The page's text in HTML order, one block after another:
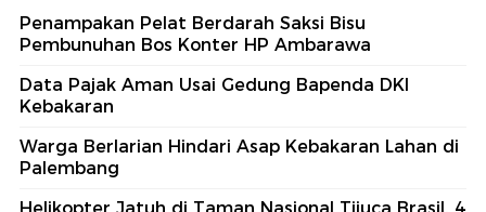
Penampakan Pelat Berdarah Saksi Bisu
Pembunuhan Bos Konter HP Ambarawa
Data Pajak Aman Usai Gedung Bapenda DKI
Kebakaran
Warga Berlarian Hindari Asap Kebakaran Lahan di
Palembang